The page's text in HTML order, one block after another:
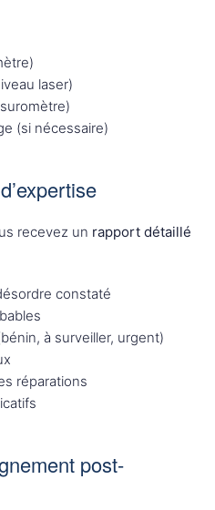
laser)
(si nécessaire)
recevez un rapport détaillé
constaté
à surveiller, urgent)
réparations
post-